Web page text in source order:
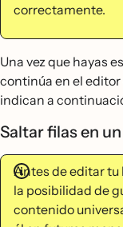
correctamente.
Una vez que hayas
continúa en el
indican a
Saltar filas en
Antes de editar tu
la posibilidad de
contenido